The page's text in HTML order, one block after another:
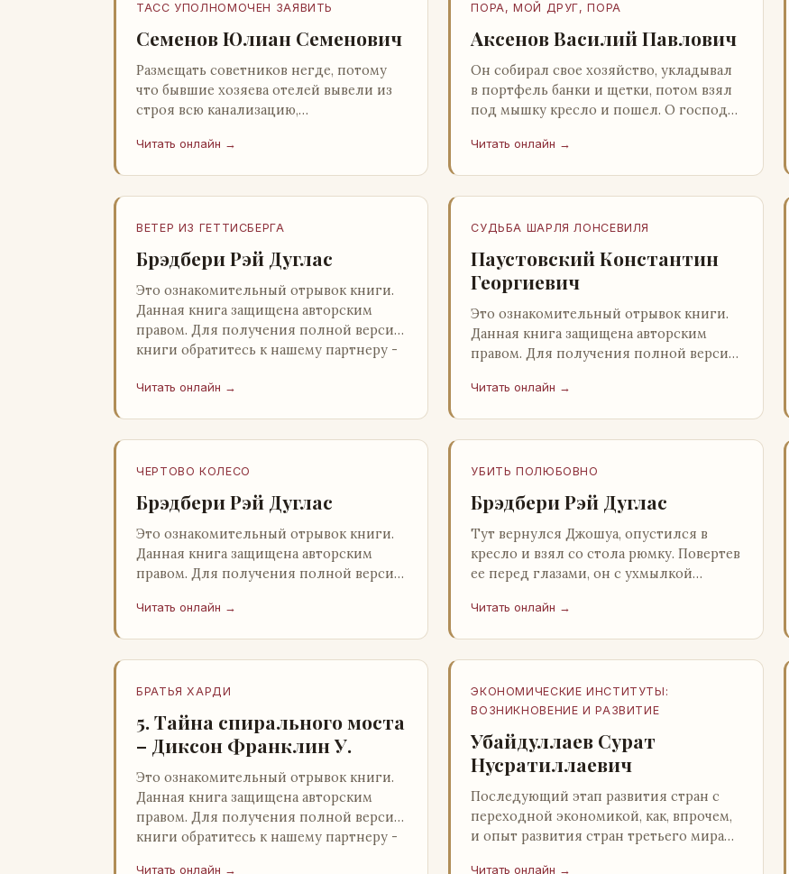
ТАСС УПОЛНОМОЧЕН ЗАЯВИТЬ
Семенов Юлиан Семенович
Размещать советников негде, потому
что бывшие хозяева отелей вывели из
строя всю канализацию,
бензохранилища пусты.Посол СССР в
Читать онлайн →
ПОРА, МОЙ ДРУГ, ПОРА
Аксенов Василий Павлович
Он собирал свое хозяйство, укладывал
в портфель банки и щетки, потом взял
под мышку кресло и пошел. О господи,
Причины, которые заставлял…
Читать онлайн →
ВЕТЕР ИЗ ГЕТТИСБЕРГА
Брэдбери Рэй Дуглас
Это ознакомительный отрывок книги.
Данная книга защищена авторским
правом. Для получения полной версии
книги обратитесь к нашему партнеру -
Читать онлайн →
СУДЬБА ШАРЛЯ ЛОНСЕВИЛЯ
Паустовский Константин
Георгиевич
Это ознакомительный отрывок книги.
Данная книга защищена авторским
правом. Для получения полной версии
распространителю легального ко…
Читать онлайн →
ЧЕРТОВО КОЛЕСО
Брэдбери Рэй Дуглас
Это ознакомительный отрывок книги.
Данная книга защищена авторским
правом. Для получения полной версии
распространителю легального ко…
Читать онлайн →
УБИТЬ ПОЛЮБОВНО
Брэдбери Рэй Дуглас
Тут вернулся Джошуа, опустился в
кресло и взял со стола рюмку. Повертев
ее перед глазами, он с ухмылкой
о чем? - с невинным видом с…
Читать онлайн →
БРАТЬЯ ХАРДИ
5. Тайна спирального моста
– Диксон Франклин У.
Это ознакомительный отрывок книги.
Данная книга защищена авторским
правом. Для получения полной версии
книги обратитесь к нашему партнеру -
Читать онлайн →
ЭКОНОМИЧЕСКИЕ ИНСТИТУТЫ:
ВОЗНИКНОВЕНИЕ И РАЗВИТИЕ
Убайдуллаев Сурат
Нусратиллаевич
Последующий этап развития стран с
переходной экономикой, как, впрочем,
и опыт развития стран третьего мира
Читать онлайн →